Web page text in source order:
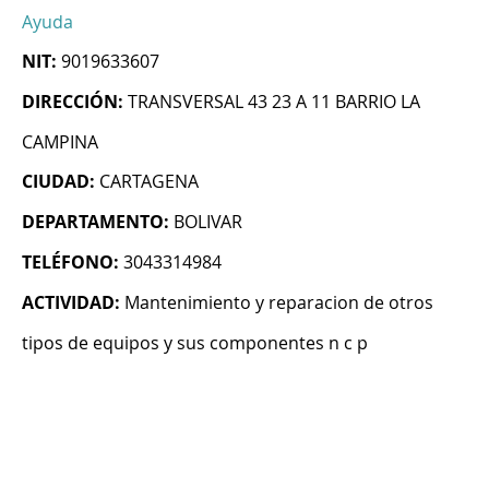
Ayuda
NIT: 9019633607
DIRECCIÓN: TRANSVERSAL 43 23 A 11 BARRIO LA
CAMPINA
CIUDAD: CARTAGENA
DEPARTAMENTO: BOLIVAR
TELÉFONO: 3043314984
ACTIVIDAD: Mantenimiento y reparacion de otros
tipos de equipos y sus componentes n c p